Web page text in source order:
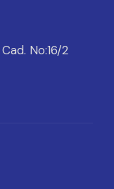
No:16/2